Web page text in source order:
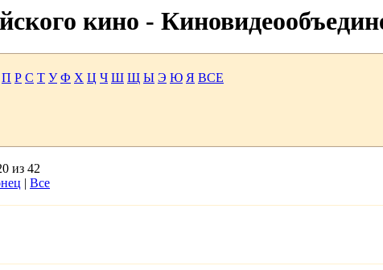
кино -
П Р С Т У Ф Х Ц Ч Ш Щ Ы Э Ю Я ВСЕ
из 42
| Все